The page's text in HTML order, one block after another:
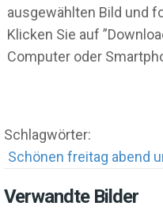
ausgewählten Bild und
Klicken Sie auf
Computer oder
Schlagwörter:
Schönen freitag abend
Verwandte Bilder